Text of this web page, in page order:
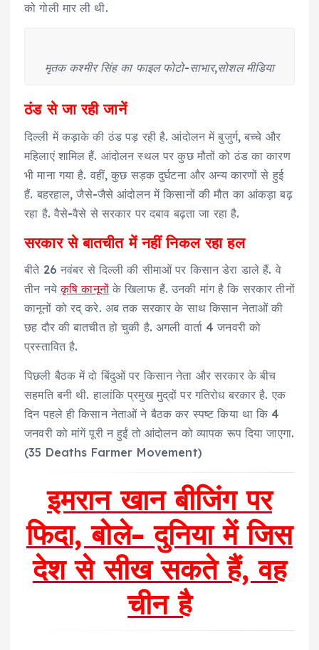
को गोली मार ली थी.
मृतक कश्मीर सिंह का फाइल फोटो-साभार,सोशल मीडिया
ठंड से जा रही जानें
दिल्ली में कड़ाके की ठंड पड़ रही है. आंदोलन में बुजुर्ग, बच्चे और
महिलाएं शामिल हैं. आंदोलन स्थल पर कुछ मौतों को ठंड का कारण
भी माना गया है. वहीं, कुछ सड़क दुर्घटना और अन्य कारणों से हुई
हैं. बहरहाल, जैसे-जैसे आंदोलन में किसानों की मौत का आंकड़ा बढ़
रहा है. वैसे-वैसे से सरकार पर दबाव बढ़ता जा रहा है.
सरकार से बातचीत में नहीं निकल रहा हल
बीते 26 नवंबर से दिल्ली की सीमाओं पर किसान डेरा डाले हैं. वे
तीन नयेकृषि कानूनोंके खिलाफ हैं. उनकी मांग है कि सरकार तीनों
कानूनों को रद् करे. अब तक सरकार के साथ किसान नेताओं की
छह दौर की बातचीत हो चुकी है. अगली वार्ता 4 जनवरी को
प्रस्तावित है.
पिछली बैठक में दो बिंदुओं पर किसान नेता और सरकार के बीच
सहमति बनी थी. हालांकि प्रमुख मुद्​दों पर गतिरोध बरकार है. एक
दिन पहले ही किसान नेताओं ने बैठक कर स्पष्ट किया था कि 4
जनवरी को मांगें पूरी न हुईं तो आंदोलन को व्यापक रूप दिया जाएगा.
(35 Deaths Farmer Movement)
इमरान खान बीजिंग पर
फिदा, बोले- दुनिया में जिस
देश से सीख सकते हैं, वह
चीन है